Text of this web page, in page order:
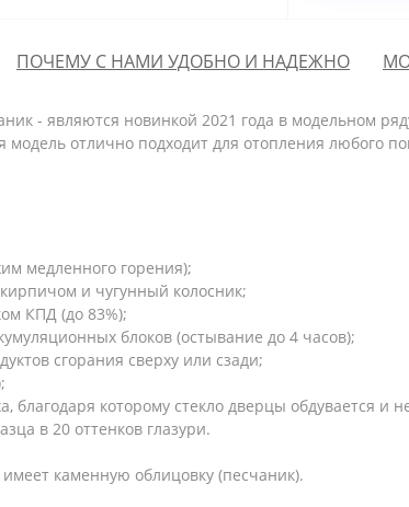
ПОЧЕМУ С НАМИ УДОБНО И НАДЕЖНО
- являются новинкой 2021 года в модельном
модель отлично подходит для отопления любого
медленного горения);
и чугунный колосник;
КПД (до 83%);
блоков (остывание до 4 часов);
сгорания сверху или сзади;
благодаря которому стекло дверцы обдувается и
в 20 оттенков глазури.
каменную облицовку (песчаник).